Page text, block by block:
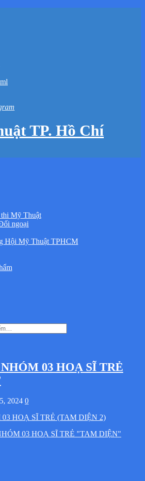
TP. Hồ Chí
thi Mỹ Thuật
ngoại
Hội Mỹ Thuật TPHCM
03 HOẠ SĨ TRẺ
2024 0
03 HOẠ SĨ TRẺ (TAM DIỆN 2)
03 HOẠ SĨ TRẺ "TAM DIỆN"